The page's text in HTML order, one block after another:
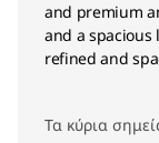
and premium
and a
refined and
Τα κύρια